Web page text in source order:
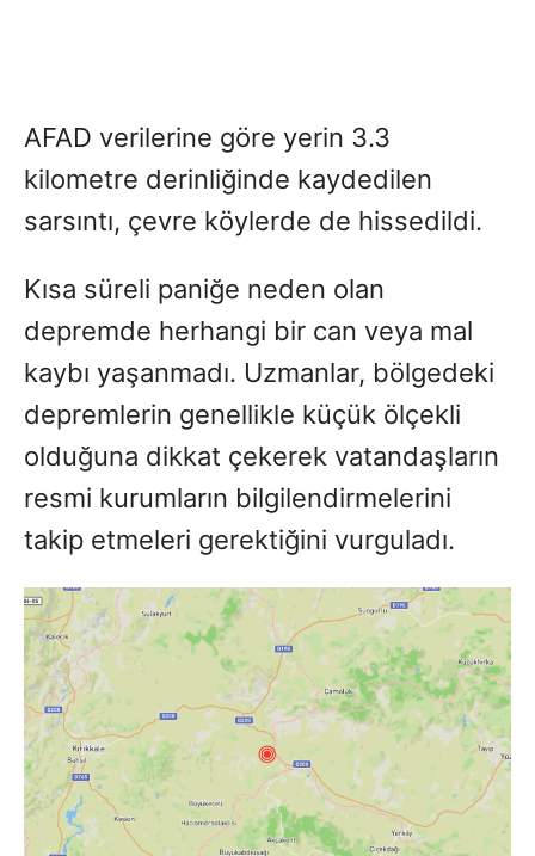
AFAD verilerine göre yerin 3.3
kilometre derinliğinde kaydedilen
sarsıntı, çevre köylerde de hissedildi.
Kısa süreli paniğe neden olan
depremde herhangi bir can veya mal
kaybı yaşanmadı. Uzmanlar, bölgedeki
depremlerin genellikle küçük ölçekli
olduğuna dikkat çekerek vatandaşların
resmi kurumların bilgilendirmelerini
takip etmeleri gerektiğini vurguladı.